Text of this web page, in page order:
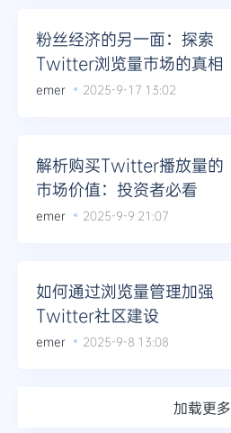
粉丝经济的另一面：探索
Twitter浏览量市场的真相
emer 2025-9-17 13:02
解析购买Twitter播放量的
市场价值：投资者必看
emer 2025-9-9 21:07
如何通过浏览量管理加强
Twitter社区建设
emer 2025-9-8 13:08
加载更多